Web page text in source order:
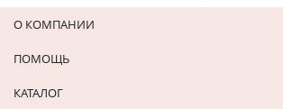
О КОМПАНИИ
ПОМОЩЬ
КАТАЛОГ